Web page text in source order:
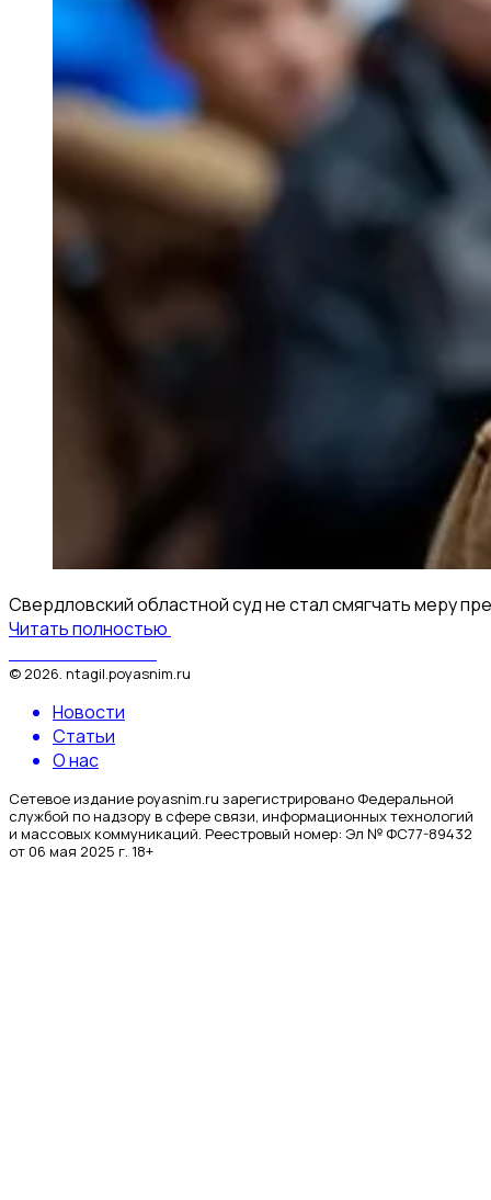
Свердловский областной суд не стал смягчать меру
Читать полностью
© 2026 ntagil.poyasnim.ru
Новости
Статьи
О нас
Сетевое издание poyasnim.ru зарегистрировано Федеральной
службой по надзору в сфере связи, информационных технологий
и массовых коммуникаций. Реестровый номер: Эл № ФС77-89432
от 06 мая 2025 г. 18+